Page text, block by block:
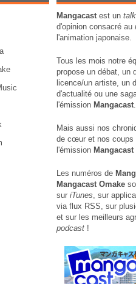
Mangacastest un
d'opinion consacré au
l'animation japonaise.
Tous les mois notre
propose un débat, un
licence/un artiste, un
d'actualité ou une
l'émission Mangacast.
Mais aussi nos
de cœur et nos coups
l'émission Mangacast
Les numéros de
Mangacast Omake
sur iTunes, sur
via flux RSS, sur
et sur les meilleurs
podcast !